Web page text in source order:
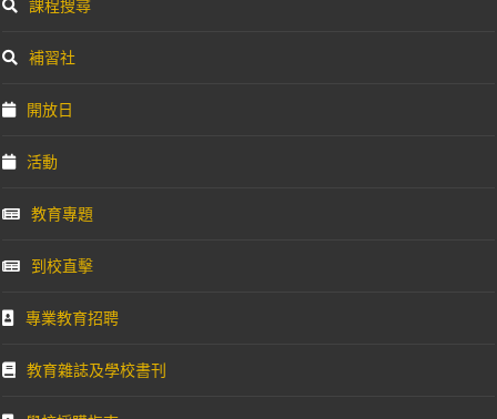
課程搜尋
補習社
開放日
活動
教育專題
到校直擊
專業教育招聘
教育雜誌及學校書刊